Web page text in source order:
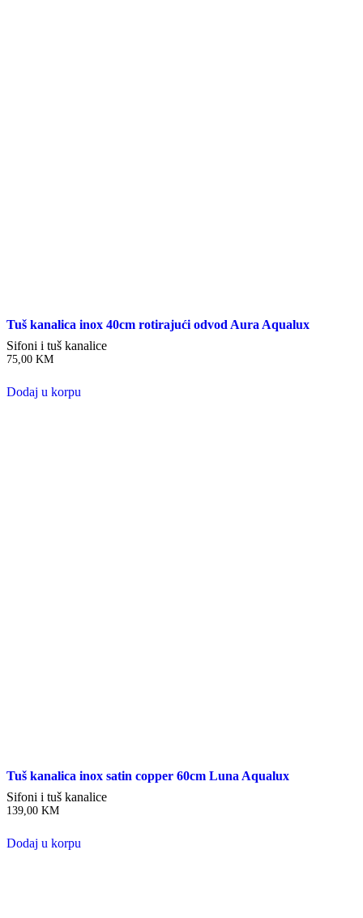
Tuš kanalica inox 40cm rotirajući odvod Aura Aqualux
Sifoni i tuš kanalice
75,00 KM
Dodaj u korpu
Tuš kanalica inox satin copper 60cm Luna Aqualux
Sifoni i tuš kanalice
139,00 KM
Dodaj u korpu